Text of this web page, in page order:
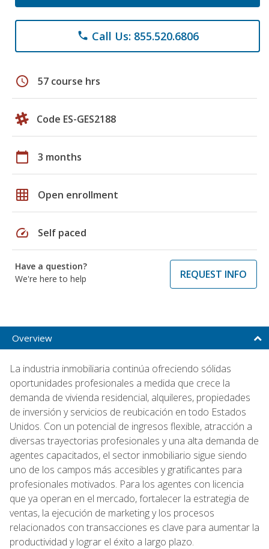
phone Call Us: 855.520.6806
schedule 57 course hrs
Code ES-GES2188
calendar_today 3 months
grid_on Open enrollment
speed Self paced
Have a question?
We're here to help
REQUEST INFO
Overview
La industria inmobiliaria continúa ofreciendo sólidas
oportunidades profesionales a medida que crece la
demanda de vivienda residencial, alquileres, propiedades
de inversión y servicios de reubicación en todo Estados
Unidos. Con un potencial de ingresos flexible, atracción a
diversas trayectorias profesionales y una alta demanda de
agentes capacitados, el sector inmobiliario sigue siendo
uno de los campos más accesibles y gratificantes para
profesionales motivados. Para los agentes con licencia
que ya operan en el mercado, fortalecer la estrategia de
ventas, la ejecución de marketing y los procesos
relacionados con transacciones es clave para aumentar la
productividad y lograr el éxito a largo plazo.